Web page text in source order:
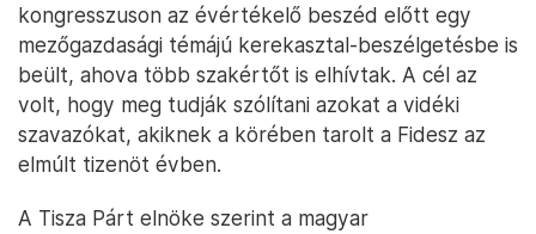
kongresszuson az évértékelő beszéd előtt egy
mezőgazdasági témájú kerekasztal-beszélgetésbe is
beült, ahova több szakértőt is elhívtak. A cél az
volt, hogy meg tudják szólítani azokat a vidéki
szavazókat, akiknek a körében tarolt a Fidesz az
elmúlt tizenöt évben.
A Tisza Párt elnöke szerint a magyar